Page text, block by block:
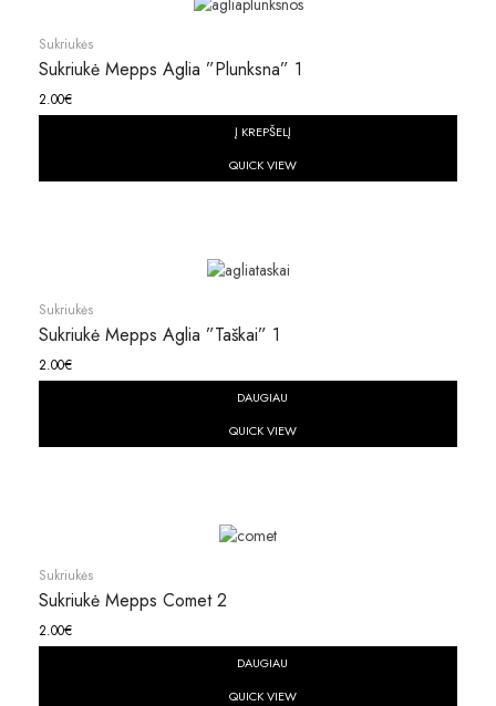
Sukriukės
Sukriukė Mepps Aglia ”plunksna” 1
2.00€
Į KREPŠELĮ
QUICK VIEW
Sukriukės
Sukriukė Mepps Aglia ”taškai” 1
2.00€
DAUGIAU
QUICK VIEW
Sukriukės
Sukriukė Mepps Comet 2
2.00€
DAUGIAU
QUICK VIEW